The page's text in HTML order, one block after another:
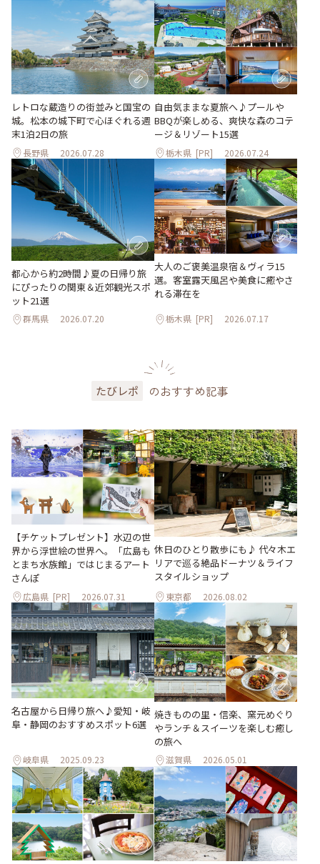
レトロな蔵造りの街並みと国宝の
城。松本の城下町で心ほぐれる週
末1泊2日の旅
長野県 2026.07.28
自由気ままな夏旅へ♪プールや
BBQが楽しめる、爽快な森のコテ
ージ＆リゾート15選
栃木県 [PR] 2026.07.24
都心から約2時間♪夏の日帰り旅
にぴったりの関東＆近郊観光スポ
ット21選
群馬県 2026.07.20
大人のご褒美温泉宿＆ヴィラ15
選。客室露天風呂や美食に癒やさ
れる滞在を
栃木県 [PR] 2026.07.17
たびレポ のおすすめ記事
【チケットプレゼント】水辺の世
界から浮世絵の世界へ。「広島も
とまち水族館」ではじまるアート
さんぽ
広島県 [PR] 2026.07.31
休日のひとり散歩にも♪ 代々木エ
リアで巡る絶品ドーナツ＆ライフ
スタイルショップ
東京都 2026.08.02
名古屋から日帰り旅へ♪愛知・岐
阜・静岡のおすすめスポット6選
岐阜県 2025.09.23
焼きものの里・信楽、窯元めぐり
やランチ＆スイーツを楽しむ癒し
の旅へ
滋賀県 2026.05.01